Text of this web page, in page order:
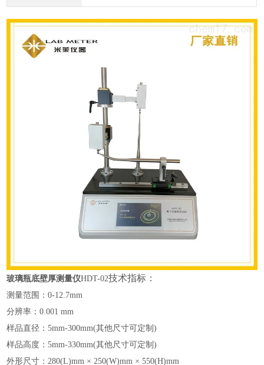
玻璃瓶底壁厚测量仪HDT-02技术指标：
测量范围：0-12.7mm
分辨率：0.001 mm
样品直径：5mm-300mm(其他尺寸可定制)
样品高度：5mm-330mm(其他尺寸可定制)
外形尺寸：280(L)mm × 250(W)mm ×550(H)mm